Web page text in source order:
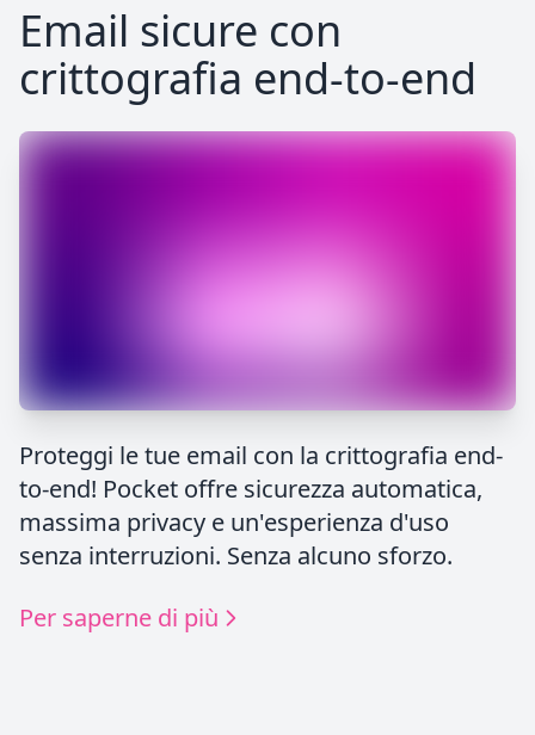
Email sicure con
crittografia end-to-end
Proteggi le tue email con la crittografia end-
to-end! Pocket offre sicurezza automatica,
massima privacy e un'esperienza d'uso
senza interruzioni. Senza alcuno sforzo.
Per saperne di più